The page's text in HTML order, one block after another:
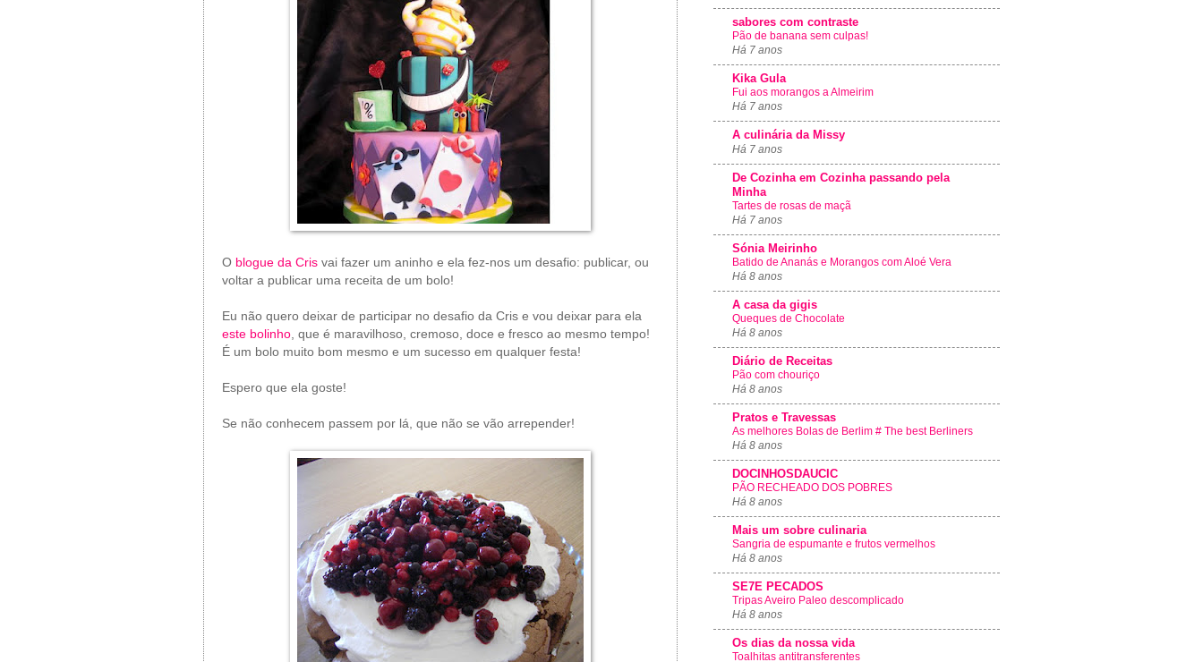
O blogue da Cris vai fazer um aninho e ela fez-nos um desafio: publicar, ou
voltar a publicar uma receita de um bolo!
Eu não quero deixar de participar no desafio da Cris e vou deixar para ela
este bolinho , que é maravilhoso, cremoso, doce e fresco ao mesmo tempo!
É um bolo muito bom mesmo e um sucesso em qualquer festa!
Espero que ela goste!
Se não conhecem passem por lá, que não se vão arrepender!
sabores com contraste
Pão de banana sem culpas!
Há 7 anos
Kika Gula
Fui aos morangos a Almeirim
Há 7 anos
A culinária da Missy
Há 7 anos
De Cozinha em Cozinha passando pela
Minha
Tartes de rosas de maçã
Há 7 anos
Sónia Meirinho
Batido de Ananás e Morangos com Aloé Vera
Há 8 anos
A casa da gigis
Queques de Chocolate
Há 8 anos
Diário de Receitas
Pão com chouriço
Há 8 anos
Pratos e Travessas
As melhores Bolas de Berlim # The best Berliners
Há 8 anos
DOCINHOSDAUCIC
PÃO RECHEADO DOS POBRES
Há 8 anos
Mais um sobre culinaria
Sangria de espumante e frutos vermelhos
Há 8 anos
SE7E PECADOS
Tripas Aveiro Paleo descomplicado
Há 8 anos
Os dias da nossa vida
Toalhitas antitransferentes